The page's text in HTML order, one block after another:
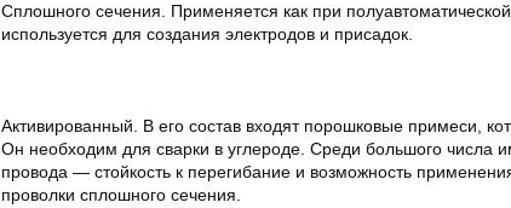
Сплошного сечения. Применяется как при
используется для создания электродов и присадок.
Активированный. В его состав входят порошковые примеси,
Он необходим для сварки в углероде. Среди большого числа
провода — стойкость к перегибание и возможность
проволки сплошного сечения.